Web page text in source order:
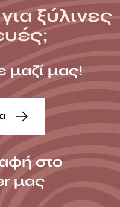
ξύλινες
μαζί μας!
στο
μας